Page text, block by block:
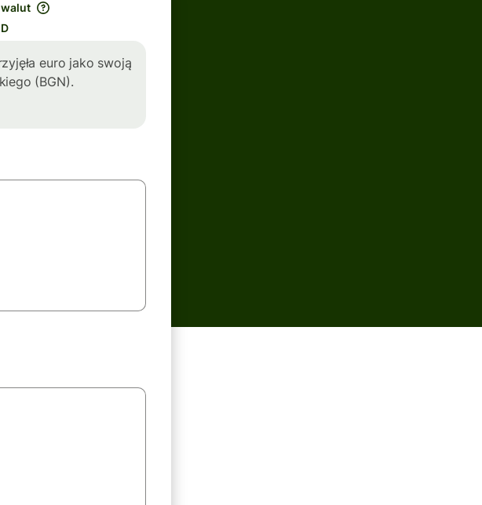
euro jako swoją
(BGN).